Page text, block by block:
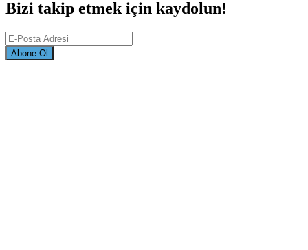
Bizi takip etmek için kaydolun!
Abone Ol